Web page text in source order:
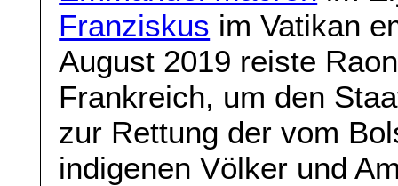
Franziskus im Vatikan
August 2019 reiste
Frankreich, um den
zur Rettung der vom
indigenen Völker und